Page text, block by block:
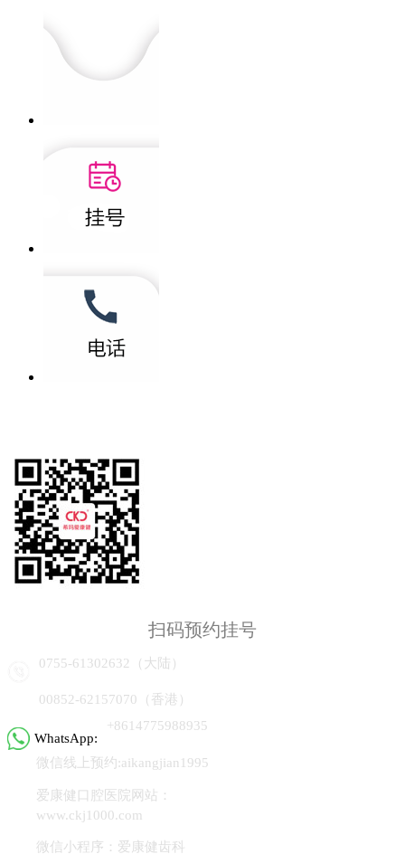
扫码预约挂号
0755-61302632（大陆）
00852-62157070（香港）
WhatsApp:
+8614775988935
微信线上预约:aikangjian1995
爱康健口腔医院网站：
www.ckj1000.com
微信小程序：爱康健齿科